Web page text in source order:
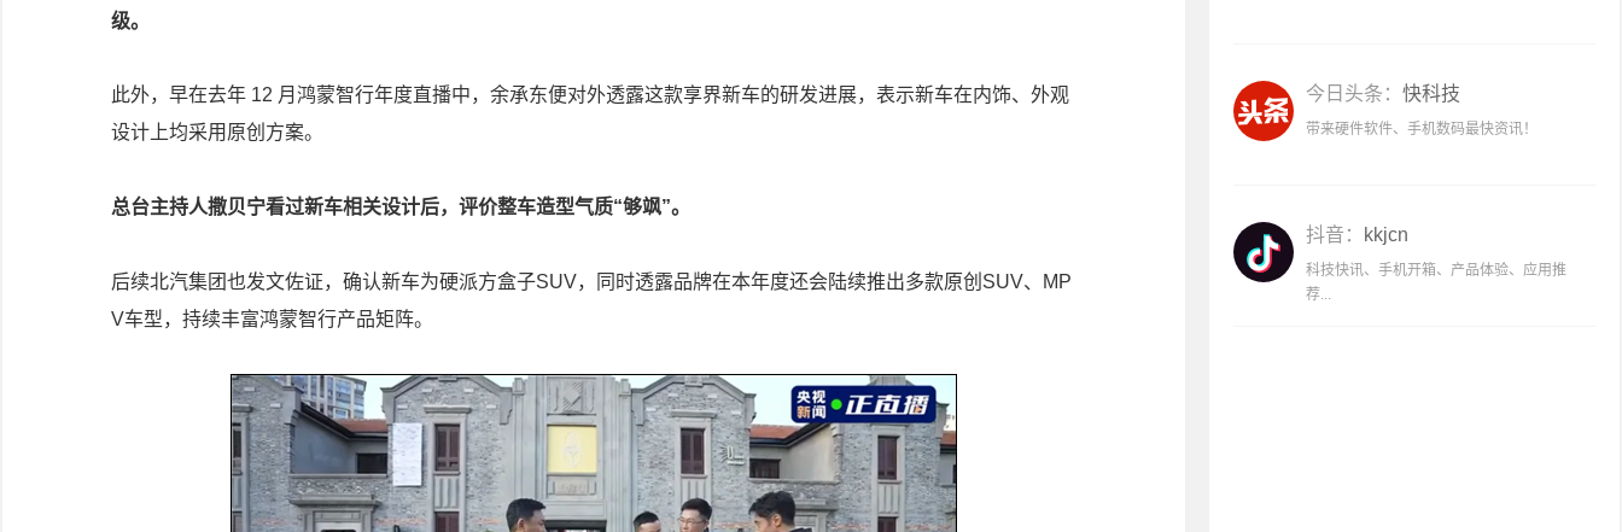
级。
此外，早在去年 12 月鸿蒙智行年度直播中，余承东便对外透露这款享界新车的研发进展，表示新车在内饰、外观
设计上均采用原创方案。
总台主持人撒贝宁看过新车相关设计后，评价整车造型气质“够飒”。
后续北汽集团也发文佐证，确认新车为硬派方盒子SUV，同时透露品牌在本年度还会陆续推出多款原创SUV、MP
V车型，持续丰富鸿蒙智行产品矩阵。
今日头条： 快科技
带来硬件软件、手机数码最快资讯！
抖音： kkjcn
科技快讯、手机开箱、产品体验、应用推
荐...